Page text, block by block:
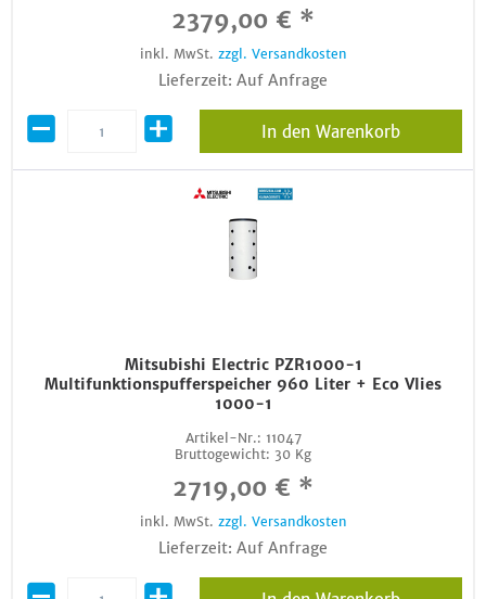
2379,00 € *
inkl. MwSt. zzgl. Versandkosten
Lieferzeit: Auf Anfrage
In den Warenkorb
Mitsubishi Electric PZR1000-1
Multifunktionspufferspeicher 960 Liter + Eco Vlies
1000-1
Artikel-Nr.: 11047
Bruttogewicht: 30 Kg
2719,00 € *
inkl. MwSt. zzgl. Versandkosten
Lieferzeit: Auf Anfrage